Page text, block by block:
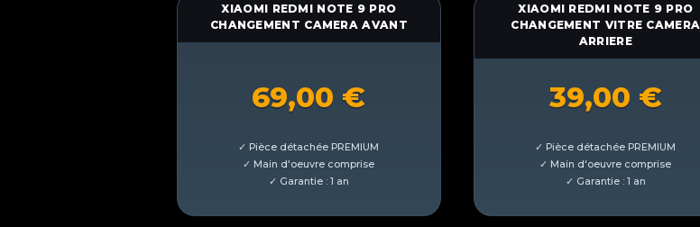
XIAOMI REDMI NOTE 9 PRO
CHANGEMENT CAMERA AVANT
69,00 €
XIAOMI REDMI NOTE 9 PRO
CHANGEMENT VITRE CAMERA
ARRIERE
39,00 €